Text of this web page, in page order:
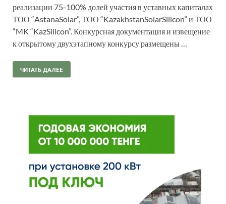
реализации 75-100% долей участия в уставных капиталах
ТОО “AstanaSolar”, ТОО “KazakhstanSolarSilicon” и ТОО
“MK “KazSilicon”. Конкурсная документация и извещение
к открытому двухэтапному конкурсу размещены …
ЧИТАТЬ ДАЛЕЕ